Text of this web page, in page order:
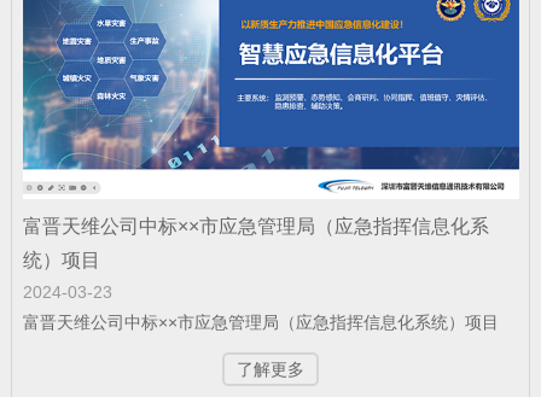
公司新闻| 2025-12-11
科技赋能强军 屡创中标佳绩——深圳富晋
天维公司连续斩获多项…
公司新闻| 2025-12-09
富晋天维承建的解放军某部数据中心动力
环境综合系统工程项目顺…
富晋天维公司中标××市应急管理局（应急指挥信息化系
统）项目
2024-03-23
富晋天维公司中标××市应急管理局（应急指挥信息化系统）项目
了解更多